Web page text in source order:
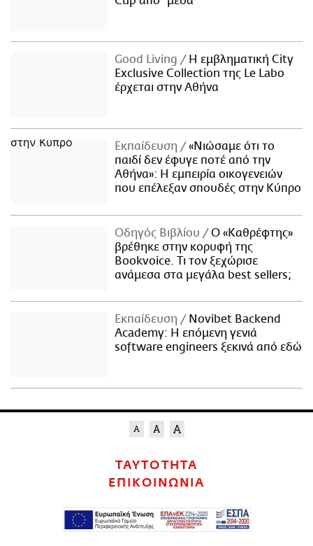
Good Living
Η εμβληματική City
Exclusive Collection της Le Labo
έρχεται στην Αθήνα
Εκπαίδευση
«Νιώσαμε ότι το
παιδί δεν έφυγε ποτέ από την
Αθήνα»: Η εμπειρία οικογενειών
που επέλεξαν σπουδές στην Κύπρο
Οδηγός Βιβλίου
Ο «Καθρέφτης»
βρέθηκε στην κορυφή της
Bookvoice. Τι τον ξεχώρισε
ανάμεσα στα μεγάλα best sellers;
Εκπαίδευση
Novibet Backend
Academy: Η επόμενη γενιά
software engineers ξεκινά από εδώ
ΤΑΥΤΟΤΗΤΑ
ΕΠΙΚΟΙΝΩΝΙΑ